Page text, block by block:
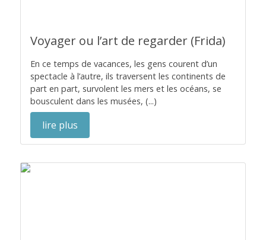
Voyager ou l’art de regarder (Frida)
En ce temps de vacances, les gens courent d’un
spectacle à l’autre, ils traversent les continents de
part en part, survolent les mers et les océans, se
bousculent dans les musées, (...)
lire plus